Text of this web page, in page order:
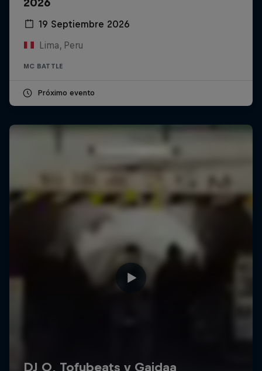
2026
19 Septiembre 2026
Lima, Peru
MC BATTLE
Próximo evento